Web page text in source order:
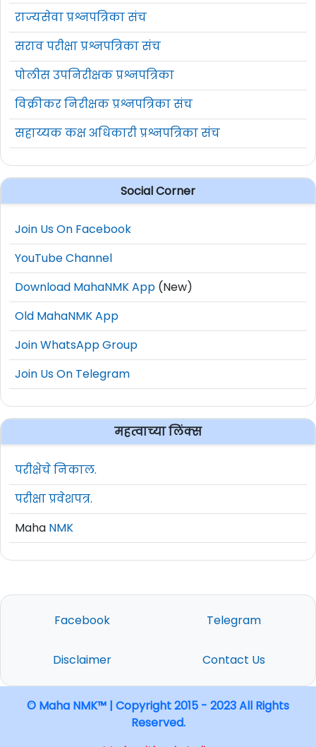
राज्यसेवा प्रश्नपत्रिका संच
सराव परीक्षा प्रश्नपत्रिका संच
पोलीस उपनिरीक्षक प्रश्नपत्रिका
विक्रीकर निरीक्षक प्रश्नपत्रिका संच
सहाय्यक कक्ष अधिकारी प्रश्नपत्रिका संच
Social Corner
Join Us On Facebook
YouTube Channel
Download MahaNMK App (New)
Old MahaNMK App
Join WhatsApp Group
Join Us On Telegram
महत्वाच्या लिंक्स
परीक्षेचे निकाल.
परीक्षा प्रवेशपत्र.
Maha NMK
Facebook Telegram
Disclaimer Contact Us
© Maha NMK™ | Copyright 2015 - 2023 All Rights
Reserved.